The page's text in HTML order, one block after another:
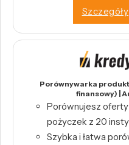
Szczegóły
Porównywarka
finansowy) |
Porównujesz
pożyczek z 20
Szybka i łatwa